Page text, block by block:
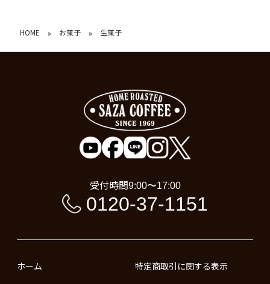
HOME » お菓子 » 生菓子
受付時間9:00〜17:00
0120-37-1151
ホーム 特定商取引に関する表示